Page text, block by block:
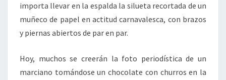
importa llevar en la espalda la silueta recortada de un
muñeco de papel en actitud carnavalesca, con brazos
y piernas abiertos de par en par.
Hoy, muchos se creerán la foto periodística de un
marciano tomándose un chocolate con churros en la